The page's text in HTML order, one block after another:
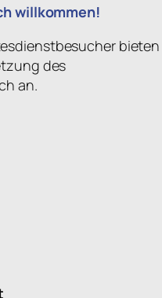
willkommen!
bieten
des
an.